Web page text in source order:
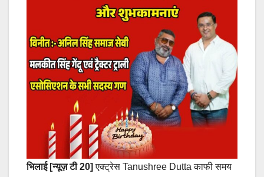
भिलाई [न्यूज़ टी 20] एक्ट्रेस Tanushree Dutta काफी समय